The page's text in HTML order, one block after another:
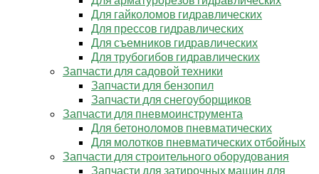
Для гайколомов гидравлических
Для прессов гидравлических
Для съемников гидравлических
Для трубогибов гидравлических
Запчасти для садовой техники
Запчасти для бензопил
Запчасти для снегоуборщиков
Запчасти для пневмоинструмента
Для бетоноломов пневматических
Для молотков пневматических отбойных
Запчасти для строительного оборудования
Запчасти для затирочных машин для